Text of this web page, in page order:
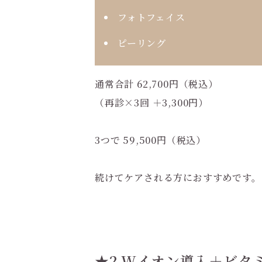
フォトフェイス
ピーリング
通常合計 62,700円（税込）
（再診×3回 ＋3,300円）
3つで 59,500円（税込）
続けてケアされる方におすすめです。